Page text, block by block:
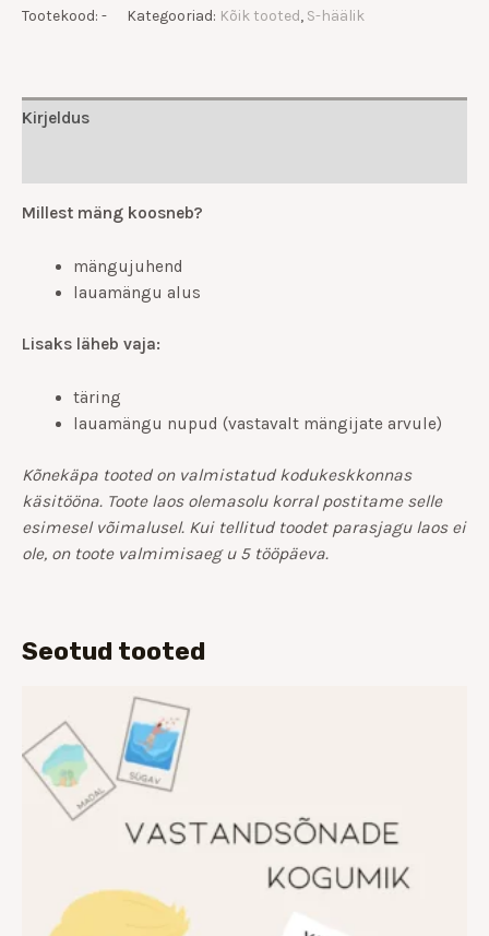
Tootekood: - Kategooriad: Kõik tooted, S-häälik
Kirjeldus
Millest mäng koosneb?
mängujuhend
lauamängu alus
Lisaks läheb vaja:
täring
lauamängu nupud (vastavalt mängijate arvule)
Kõnekäpa tooted on valmistatud kodukeskkonnas
käsitööna. Toote laos olemasolu korral postitame selle
esimesel võimalusel. Kui tellitud toodet parasjagu laos ei
ole, on toote valmimisaeg u 5 tööpäeva.
Seotud tooted